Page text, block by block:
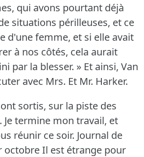
qui avons pourtant déjà
situations périlleuses, et ce
d'une femme, et si elle avait
à nos côtés, cela aurait
par la blesser. » Et ainsi, Van
avec Mrs. Et Mr. Harker.
sortis, sur la piste des
Je termine mon travail, et
réunir ce soir. Journal de
octobre Il est étrange pour